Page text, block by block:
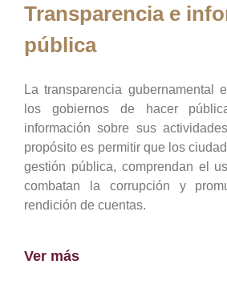
Transparencia e
pública
La transparencia gubernamental
los gobiernos de hacer
información sobre sus
propósito es permitir que los
gestión pública, comprendan el
combatan la corrupción y
rendición de cuentas.
Ver más